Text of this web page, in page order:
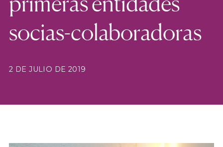
socias-colaboradoras
2 DE JULIO DE 2019